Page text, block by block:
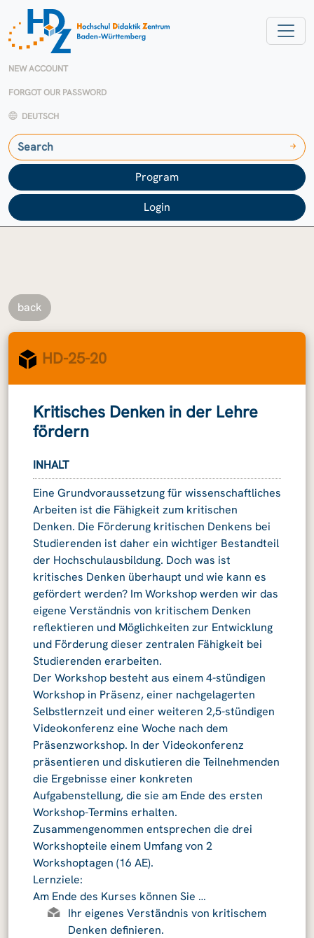
NEW ACCOUNT
FORGOT OUR PASSWORD
DEUTSCH
Program
Login
back
HD-25-20
Kritisches Denken in der Lehre
fördern
INHALT
Eine Grundvoraussetzung für wissenschaftliches
Arbeiten ist die Fähigkeit zum kritischen
Denken. Die Förderung kritischen Denkens bei
Studierenden ist daher ein wichtiger Bestandteil
der Hochschulausbildung. Doch was ist
kritisches Denken überhaupt und wie kann es
gefördert werden? Im Workshop werden wir das
eigene Verständnis von kritischem Denken
reflektieren und Möglichkeiten zur Entwicklung
und Förderung dieser zentralen Fähigkeit bei
Studierenden erarbeiten.
Der Workshop besteht aus einem 4-stündigen
Workshop in Präsenz, einer nachgelagerten
Selbstlernzeit und einer weiteren 2,5-stündigen
Videokonferenz eine Woche nach dem
Präsenzworkshop. In der Videokonferenz
präsentieren und diskutieren die Teilnehmenden
die Ergebnisse einer konkreten
Aufgabenstellung, die sie am Ende des ersten
Workshop-Termins erhalten.
Zusammengenommen entsprechen die drei
Workshopteile einem Umfang von 2
Workshoptagen (16 AE).
Lernziele:
Am Ende des Kurses können Sie …
Ihr eigenes Verständnis von kritischem
Denken definieren.